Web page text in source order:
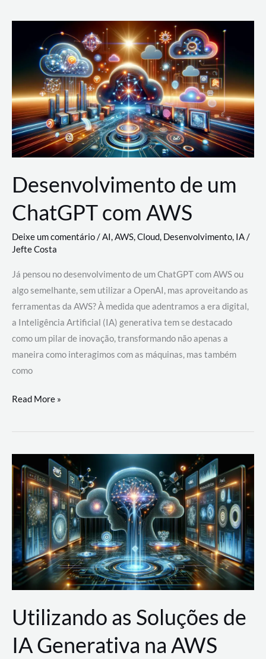
Nuvem:
Google
Cloud,
AWS
e
Azure
Desenvolvimento de um
ChatGPT com AWS
Deixe um comentário/AI,AWS,Cloud, Desenvolvimento, IA/
Jefte Costa
Já pensou no desenvolvimento de um ChatGPT com AWS ou
algo semelhante, sem utilizar a OpenAI, mas aproveitando as
ferramentas da AWS? À medida que adentramos a era digital,
a Inteligência Artificial (IA) generativa tem se destacado
como um pilar de inovação, transformando não apenas a
maneira como interagimos com as máquinas, mas também
como
Desenvolvimento
um
com
AWS
Read More »
Utilizando as Soluções de
IA Generativa na AWS